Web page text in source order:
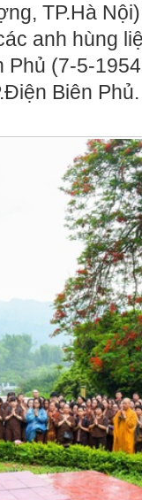
TP.Hà
anh hùng
(7-5-
Biên Phủ.